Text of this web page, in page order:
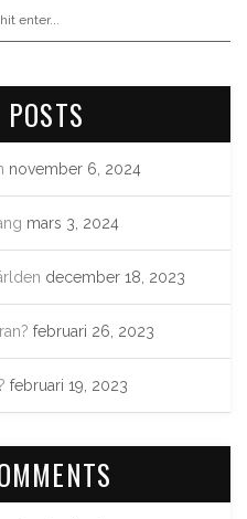
november 6, 2024
mars 3, 2024
december 18, 2023
februari 26, 2023
februari 19, 2023